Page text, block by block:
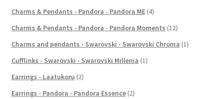
Charms & Pendants - Pandora - Pandora ME (4)
Charms & Pendants - Pandora - Pandora Moments (12)
Charms and pendants - Swarovski - Swarovski Chroma (1)
Cufflinks - Swarovski - Swarovski Millenia (1)
Earrings - Laatukoru (2)
Earrings - Pandora - Pandora Essence (2)